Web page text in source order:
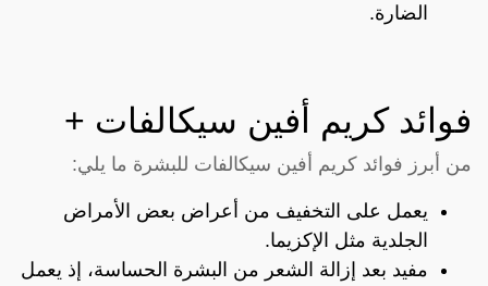
الضارة.
فوائد كريم أفين سيكالفات +
من أبرز فوائد كريم أفين سيكالفات للبشرة ما يلي:
يعمل على التخفيف من أعراض بعض الأمراض
الجلدية مثل الإكزيما.
مفيد بعد إزالة الشعر من البشرة الحساسة، إذ يعمل